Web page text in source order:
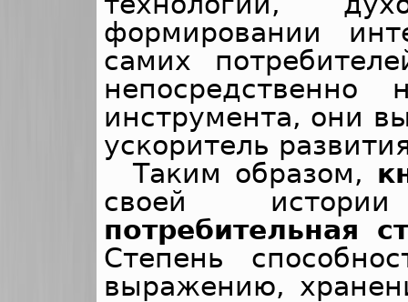
формировании
самих
инструмента, они
ускоритель
Таким образом,
своей
потребительная
Степень
выражению,